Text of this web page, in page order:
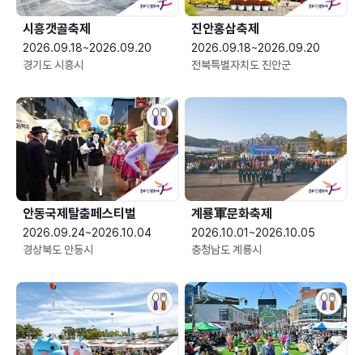
시흥갯골축제
2026.09.18~2026.09.20
경기도 시흥시
진안홍삼축제
2026.09.18~2026.09.20
전북특별자치도 진안군
안동국제탈춤페스티벌
2026.09.24~2026.10.04
경상북도 안동시
2026.10.01~2026.10.05
충청남도 계룡시